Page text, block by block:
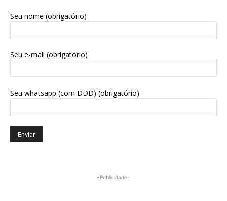
Seu nome (obrigatório)
Seu e-mail (obrigatório)
Seu whatsapp (com DDD) (obrigatório)
-Publicidade-